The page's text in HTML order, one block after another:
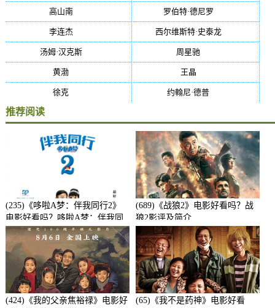
高山南(33) 罗伯特·德尼罗
李连杰(29) 西尔维斯特·史泰龙(29)
汤姆·汉克斯(27) 周星驰
黄渤 王晶
徐克 约翰尼·德普
推荐阅读
(235)《哆啦A梦：伴我同行2》
电影好看吗？哆啦A梦：伴我同
行2影评及简介
(689)《战狼2》电影好看吗？战
狼2影评及简介
(424)《我的父亲焦裕禄》电影好
(65)《我不是药神》电影好看